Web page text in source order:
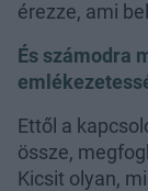
érezze, ami
És számodra
Ettől a
össze,
Kicsit olyan,